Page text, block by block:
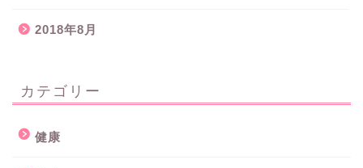
2018年8月
カテゴリー
健康